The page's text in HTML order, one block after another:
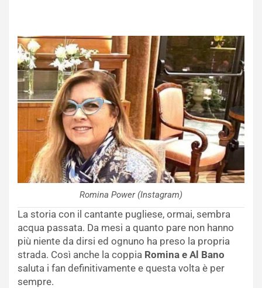
Romina Power (Instagram)
La storia con il cantante pugliese, ormai, sembra
acqua passata. Da mesi a quanto pare non hanno
più niente da dirsi ed ognuno ha preso la propria
strada. Così anche la coppia Romina e Al Bano
saluta i fan definitivamente e questa volta è per
sempre.